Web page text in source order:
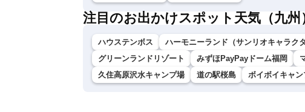
注目のお出かけスポット天気（九州
ハウステンボス ハーモニーランド（サンリオキャラク
グリーンランドリゾート
みずほPayPayドーム福岡
久住高原沢水キャンプ場
道の駅桜島 ボイボイキャン